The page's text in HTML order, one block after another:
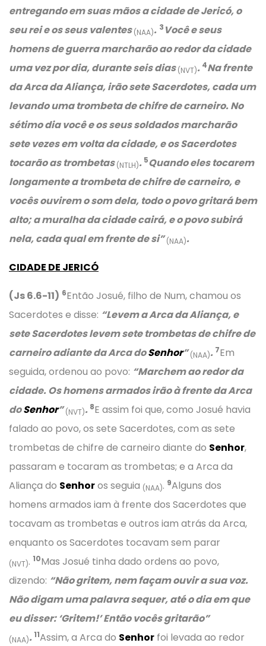
entregando em suas mãos a cidade de Jericó, o
seu rei e os seus valentes(NAA). 3 Você e seus
homens de guerra marcharão ao redor da cidade
uma vez por dia, durante seis dias(NVT). 4Na frente
da Arca da Aliança, irão sete Sacerdotes, cada um
levando uma trombeta de chifre de carneiro. No
sétimo dia você e os seus soldados marcharão
sete vezes em volta da cidade, e os Sacerdotes
tocarão as trombetas(NTLH). 5Quando eles tocarem
longamente a trombeta de chifre de carneiro, e
vocês ouvirem o som dela, todo o povo gritará bem
alto; a muralha da cidade cairá, e o povo subirá
nela, cada qual em frente de si”(NAA).
CIDADE DE JERICÓ
(Js 6.6-11) 6Então Josué, filho de Num, chamou os
Sacerdotes e disse: “Levem a Arca da Aliança, e
sete Sacerdotes levem sete trombetas de chifre de
carneiro adiante da Arca doSenhor”(NAA). 7Em
seguida, ordenou ao povo: “Marchem ao redor da
cidade. Os homens armados irão à frente da Arca
doSenhor”(NVT). 8E assim foi que, como Josué havia
falado ao povo, os sete Sacerdotes, com as sete
trombetas de chifre de carneiro diante do Senhor,
passaram e tocaram as trombetas; e a Arca da
Aliança do Senhoros seguia (NAA). 9Alguns dos
homens armados iam à frente dos Sacerdotes que
tocavam as trombetas e outros iam atrás da Arca,
enquanto os Sacerdotes tocavam sem parar
(NVT). 10Mas Josué tinha dado ordens ao povo,
dizendo: “Não gritem, nem façam ouvir a sua voz.
Não digam uma palavra sequer, até o dia em que
eu disser: ‘Gritem!’ Então vocês gritarão”
(NAA).11Assim, a Arca do Senhor foi levada ao redor